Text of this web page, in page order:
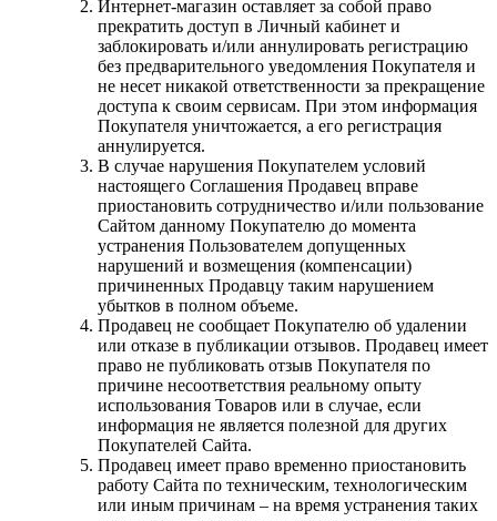
Интернет-магазин оставляет за собой право
прекратить доступ в Личный кабинет и
заблокировать и/или аннулировать регистрацию
без предварительного уведомления Покупателя и
не несет никакой ответственности за прекращение
доступа к своим сервисам. При этом информация
Покупателя уничтожается, а его регистрация
аннулируется.
В случае нарушения Покупателем условий
настоящего Соглашения Продавец вправе
приостановить сотрудничество и/или пользование
Сайтом данному Покупателю до момента
устранения Пользователем допущенных
нарушений и возмещения (компенсации)
причиненных Продавцу таким нарушением
убытков в полном объеме.
Продавец не сообщает Покупателю об удалении
или отказе в публикации отзывов. Продавец имеет
право не публиковать отзыв Покупателя по
причине несоответствия реальному опыту
использования Товаров или в случае, если
информация не является полезной для других
Покупателей Сайта.
Продавец имеет право временно приостановить
работу Сайта по техническим, технологическим
или иным причинам – на время устранения таких